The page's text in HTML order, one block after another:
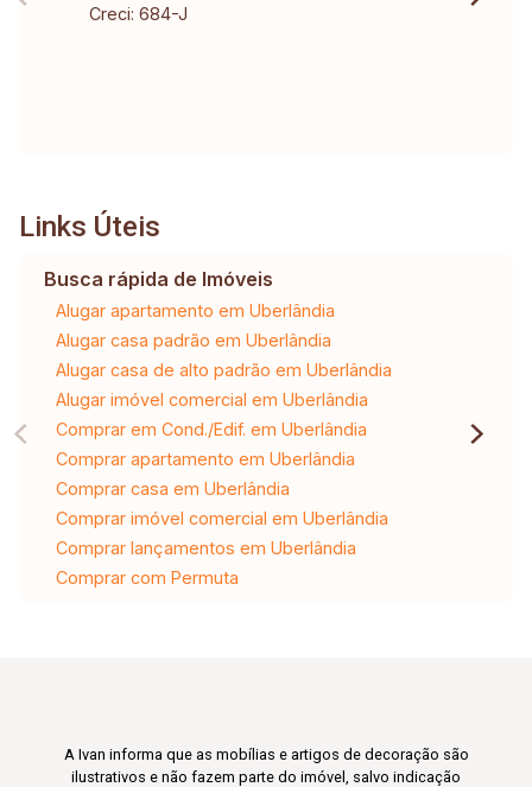
Creci: 684-J
Links Úteis
Busca rápida de Imóveis
Alugar apartamento em Uberlândia
Alugar casa padrão em Uberlândia
Alugar casa de alto padrão em Uberlândia
Alugar imóvel comercial em Uberlândia
Comprar em Cond./Edif. em Uberlândia
Comprar apartamento em Uberlândia
Comprar casa em Uberlândia
Comprar imóvel comercial em Uberlândia
Comprar lançamentos em Uberlândia
Comprar com Permuta
A Ivan informa que as mobílias e artigos de decoração são
ilustrativos e não fazem parte do imóvel, salvo indicação